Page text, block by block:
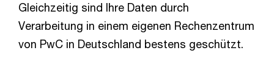
Gleichzeitig sind Ihre Daten durch
Verarbeitung in einem eigenen Rechenzentrum
von PwC in Deutschland bestens geschützt.